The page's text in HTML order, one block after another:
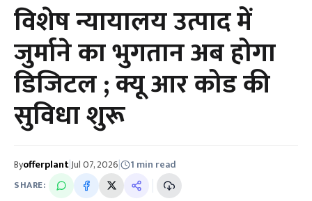
विशेष न्यायालय उत्पाद में
जुर्माने का भुगतान अब होगा
डिजिटल ; क्यू आर कोड की
सुविधा शुरू
Byofferplant|Jul 07, 2026| 1 min read
SHARE: